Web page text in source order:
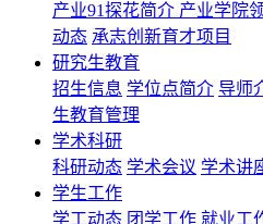
产业91探花简介 产业学院
动态 承志创新育才项目
研究生教育
招生信息 学位点简介 导师
生教育管理
学术科研
科研动态 学术会议 学术讲
学生工作
学工动态 团学工作 就业工